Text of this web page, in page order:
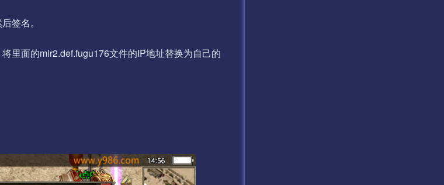
签名。
里面的mir2.def.fugu176文件的IP地址替换为自己的